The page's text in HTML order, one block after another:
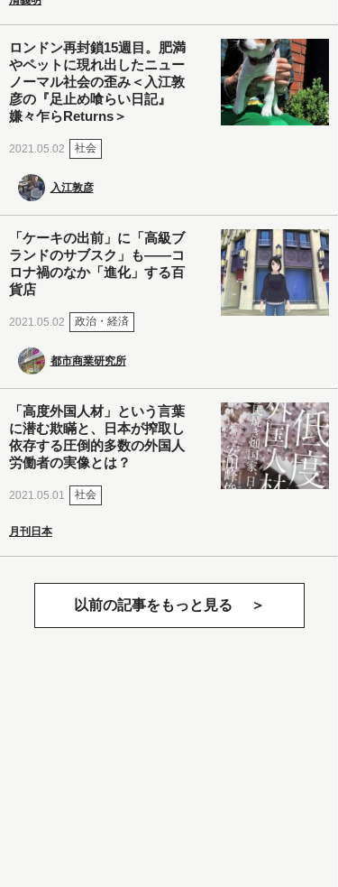
ロンドン再封鎖15週目。肥満
やペットに現れ出したニュー
ノーマル社会の歪み＜入江敦
彦の『足止め喰らい日記』
嫌々乍らReturns＞
2021.05.02 社会
入江敦彦
「ケーキの出前」に「高級ブ
ランドのサブスク」も――コ
ロナ禍のなか「進化」する百
貨店
2021.05.02 政治・経済
都市商業研究所
「高度外国人材」という言葉
に潜む欺瞞と、日本が搾取し
依存する圧倒的多数の外国人
労働者の実像とは？
2021.05.01 社会
月刊日本
以前の記事をもっと見る